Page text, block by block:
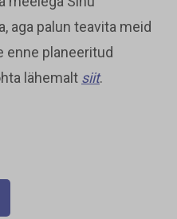
aga palun teavita meid
enne planeeritud
lähemalt siit.